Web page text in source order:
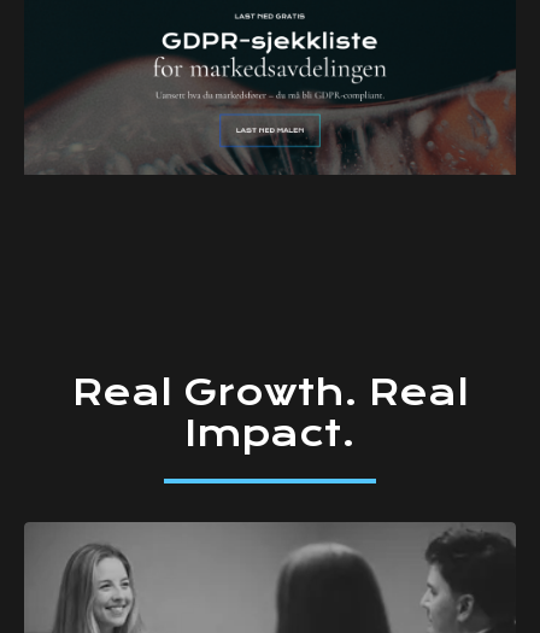
Real Growth. Real
Impact.